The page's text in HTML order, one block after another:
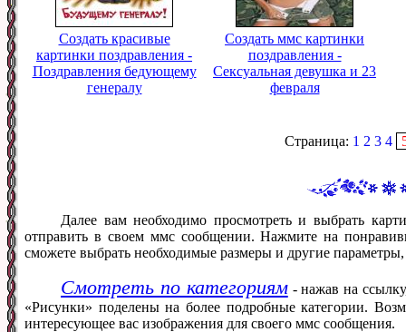
Создать красивые
картинки поздравления -
Поздравления бедующему
генералу
Создать ммс картинки
поздравления -
Сексуальная девушка и 23
февраля
Страница: 1 2 3 4
Далее вам необходимо просмотреть и выбрать
отправить в своем ммс сообщении. Нажмите на
сможете выбрать необходимые размеры и другие
Смотреть по категориям- нажав на
«Рисунки» поделены на более подробные категории.
интересующее вас изображения для своего ммс сообщения.